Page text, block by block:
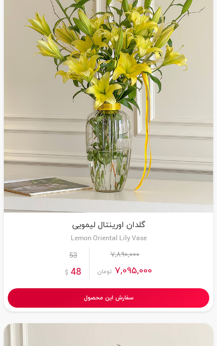
گلدان اورینتال لیمویی
Lemon Oriental Lily Vase
7,890,000
7,095,000 تومان
53
48
$
سفارش این محصول